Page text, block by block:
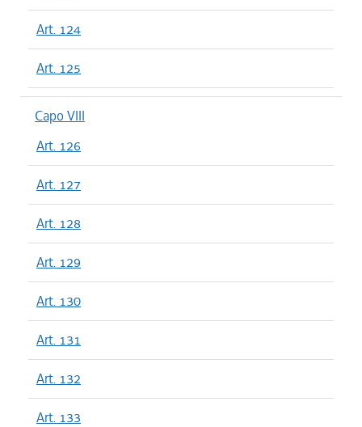
Art. 124
Art. 125
Capo VIII
Art. 126
Art. 127
Art. 128
Art. 129
Art. 130
Art. 131
Art. 132
Art. 133